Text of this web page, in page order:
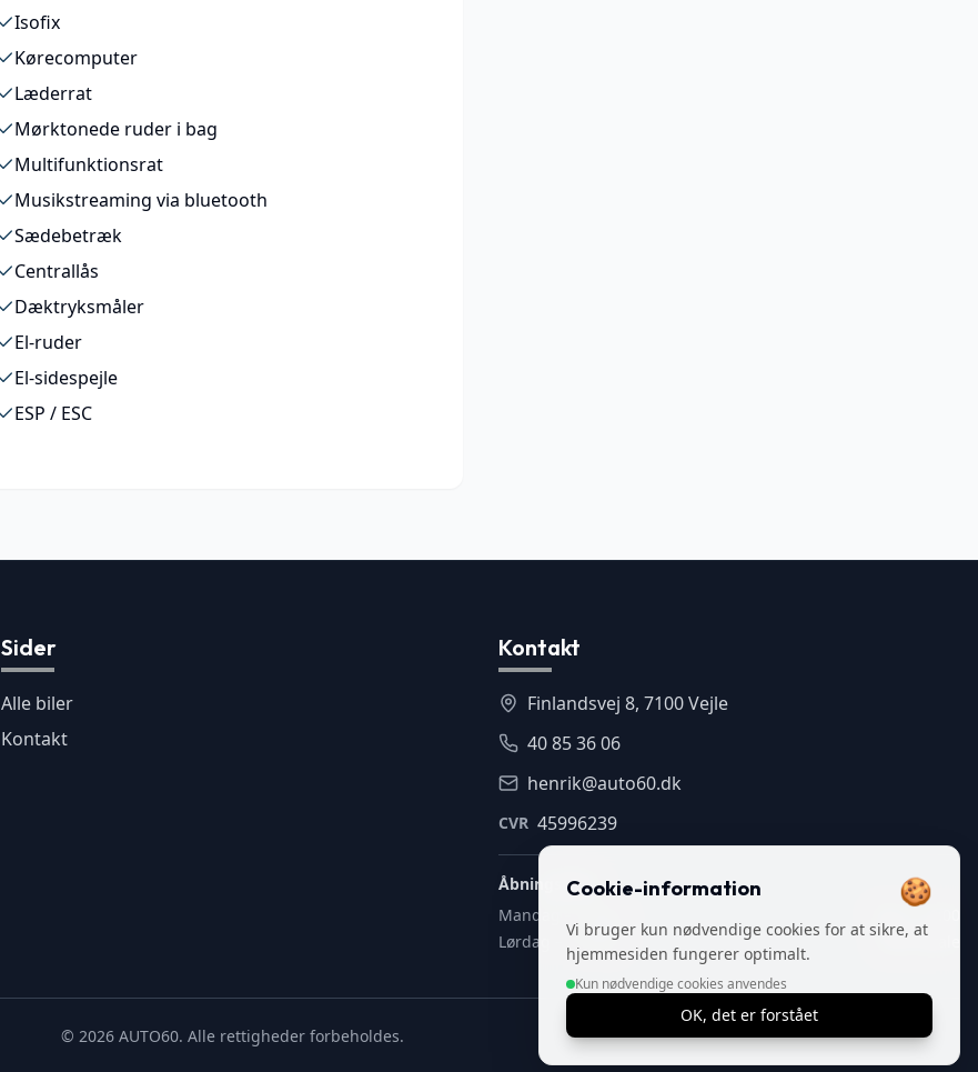
Isofix
Kørecomputer
Læderrat
Mørktonede ruder i bag
Multifunktionsrat
Musikstreaming via bluetooth
Sædebetræk
Centrallås
Dæktryksmåler
El-ruder
El-sidespejle
ESP / ESC
Sider
Alle biler
Kontakt
Kontakt
Finlandsvej 8, 7100 Vejle
40 85 36 06
henrik@auto60.dk
CVR 45996239
Åbningstider
Mandag – fredag
Lørdag – søndag
Efter aftale
© 2026AUTO60. Alle rettigheder forbeholdes.
Cookie-information 🍪
Vi bruger kun nødvendige cookies for at sikre, at
hjemmesiden fungerer optimalt.
Kun nødvendige cookies anvendes
OK, det er forstået